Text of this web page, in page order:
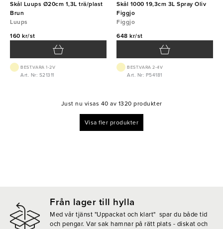
Skål Luups Ø20cm 1,3L trä/plast
Brun
Luups
160 kr/st
BEST.VARA 1-2V
Art. Nr: S21311
Skål 1000 19,3cm 3L Spray Oliv
Figgjo
Figgjo
648 kr/st
BEST.VARA 2-4V
Art. Nr: P54181
Just nu visas 40 av 1320 produkter
Visa fler produkter
Från lager till hylla
Med vår tjänst "Uppackat och klart" spar du både tid
och pengar. Var sak hamnar på rätt plats - diskat och